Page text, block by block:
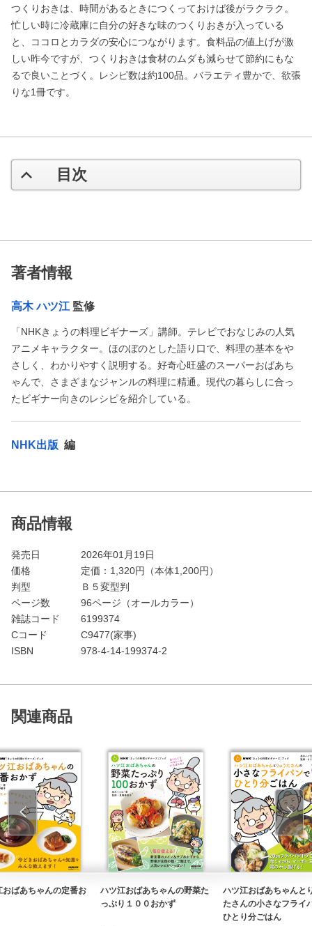
つくりおきは、時間があるときにつくっておけば後がラクラク。
忙しい時に冷蔵庫に自分の好きな味のつくりおきが入っている
と、ココロとカラダの安心につながります。食料品の値上げが激
しい昨今ですが、つくりおきは食材のムダも減らせて節約にもな
るで良いことづく。レシピ数は約100品。バラエティ豊かで、欲張
りな1冊です。
目次
著者情報
高木 ハツ江 監修
「NHKきょうの料理ビギナーズ」講師。テレビでおなじみの人気
アニメキャラクター。ほのぼのとした語り口で、料理の基本をや
さしく、わかりやすく説明する。好奇心旺盛のスーパーおばあち
ゃんで、さまざまなジャンルの料理に精通。現代の暮らしに合っ
たビギナー向きのレシピを紹介している。
NHK出版 編
商品情報
発売日
2026年01月19日
価格
定価： 1,320円（本体1,200円）
判型
Ｂ５変型判
ページ数
96ページ（オールカラー）
雑誌コード
6199374
Cコード
C9477(家事)
ISBN
978-4-14-199374-2
関連商品
おばあちゃんの定番お
ハツ江おばあちゃんの野菜た
っぷり１００おかず
ハツ江おばあちゃんと
たさんの小さなフライ
ひとり分ごはん